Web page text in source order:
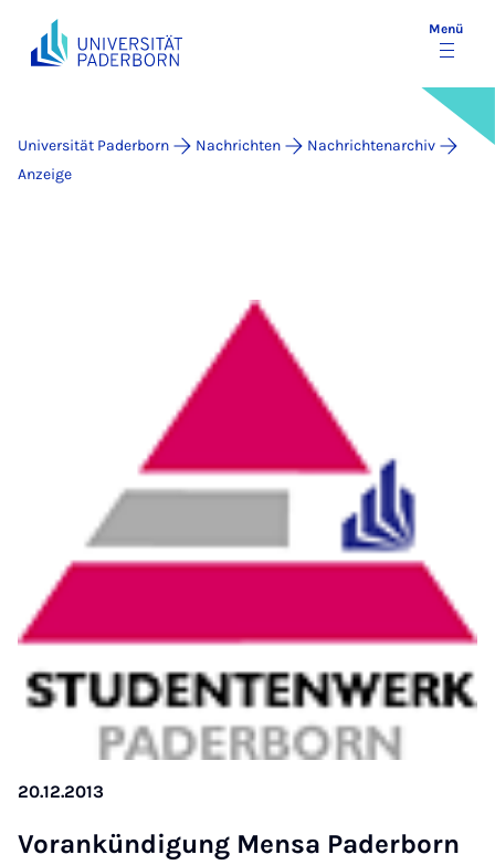
Menü
Universität Paderborn Nachrichten
Nachrichtenarchiv
Anzeige
20.12.2013
Vor­an­kün­di­gung Men­sa Pa­der­born